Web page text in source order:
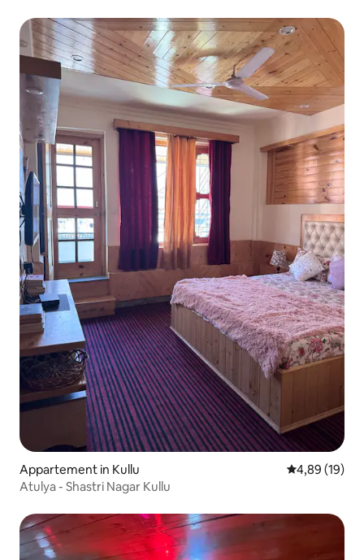
Appartement in Kullu Gemiddelde
4,89 (19)
Atulya - Shastri Nagar Kullu